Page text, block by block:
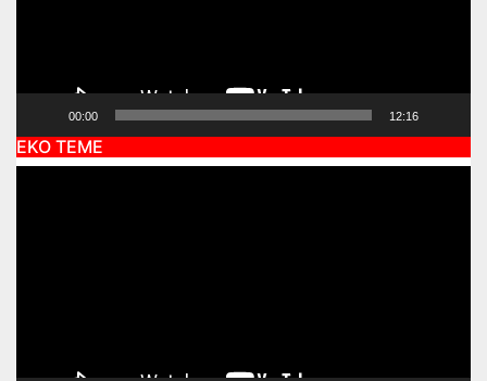
00:00 12:16
EKO TEME